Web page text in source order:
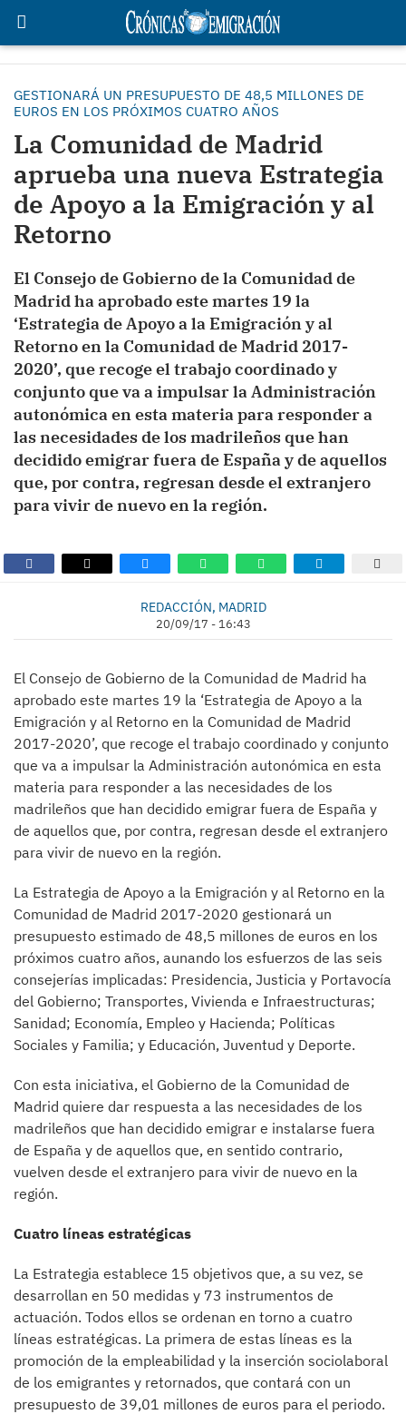
GESTIONARÁ UN PRESUPUESTO DE 48,5 MILLONES DE
EUROS EN LOS PRÓXIMOS CUATRO AÑOS
La Comunidad de Madrid
aprueba una nueva Estrategia
de Apoyo a la Emigración y al
Retorno
El Consejo de Gobierno de la Comunidad de
Madrid ha aprobado este martes 19 la
‘Estrategia de Apoyo a la Emigración y al
Retorno en la Comunidad de Madrid 2017-
2020’, que recoge el trabajo coordinado y
conjunto que va a impulsar la Administración
autonómica en esta materia para responder a
las necesidades de los madrileños que han
decidido emigrar fuera de España y de aquellos
que, por contra, regresan desde el extranjero
para vivir de nuevo en la región.
REDACCIÓN, MADRID
20/09/17 - 16:43
El Consejo de Gobierno de la Comunidad de Madrid ha
aprobado este martes 19 la ‘Estrategia de Apoyo a la
Emigración y al Retorno en la Comunidad de Madrid
2017-2020’, que recoge el trabajo coordinado y conjunto
que va a impulsar la Administración autonómica en esta
materia para responder a las necesidades de los
madrileños que han decidido emigrar fuera de España y
de aquellos que, por contra, regresan desde el extranjero
para vivir de nuevo en la región.
La Estrategia de Apoyo a la Emigración y al Retorno en la
Comunidad de Madrid 2017-2020 gestionará un
presupuesto estimado de 48,5 millones de euros en los
próximos cuatro años, aunando los esfuerzos de las seis
consejerías implicadas: Presidencia, Justicia y Portavocía
del Gobierno; Transportes, Vivienda e Infraestructuras;
Sanidad; Economía, Empleo y Hacienda; Políticas
Sociales y Familia; y Educación, Juventud y Deporte.
Con esta iniciativa, el Gobierno de la Comunidad de
Madrid quiere dar respuesta a las necesidades de los
madrileños que han decidido emigrar e instalarse fuera
de España y de aquellos que, en sentido contrario,
vuelven desde el extranjero para vivir de nuevo en la
región.
Cuatro líneas estratégicas
La Estrategia establece 15 objetivos que, a su vez, se
desarrollan en 50 medidas y 73 instrumentos de
actuación. Todos ellos se ordenan en torno a cuatro
líneas estratégicas. La primera de estas líneas es la
promoción de la empleabilidad y la inserción sociolaboral
de los emigrantes y retornados, que contará con un
presupuesto de 39,01 millones de euros para el periodo.